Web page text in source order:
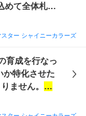
++ ・WING
！ ・ファン
すべきノウハ
。 また、
うノウハウ
めて全体札は
テ的に次出
クラ強化が
無凸です。
。 所持サポ
いします。歌
スター シャイニーカラーズ
育成を行なっ
か特化させた
ません。 歌
STEPで使い
状況なのです